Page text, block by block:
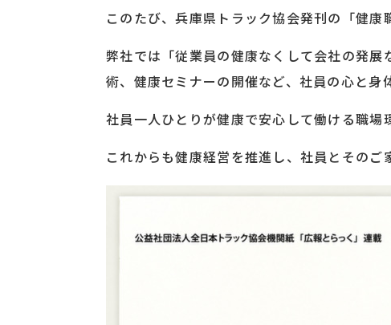
このたび、兵庫県トラック協会発刊の「健
弊社では「従業員の健康なくして会社の発
術、健康セミナーの開催など、社員の心と身
社員一人ひとりが健康で安心して働ける職場
これからも健康経営を推進し、社員とそのご